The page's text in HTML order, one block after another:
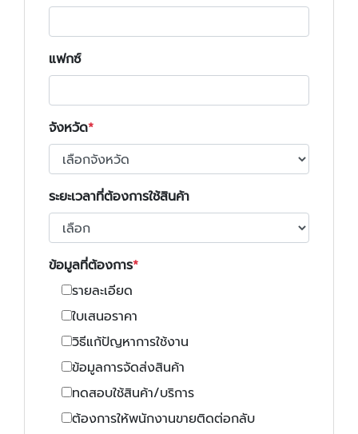
แฟกซ์
จังหวัด
ระยะเวลาที่ต้องการใช้สินค้า
ข้อมูลที่ต้องการ
รายละเอียด
ใบเสนอราคา
วิธีแก้ปัญหาการใช้งาน
ข้อมูลการจัดส่งสินค้า
ทดสอบใช้สินค้า/บริการ
ต้องการให้พนักงานขายติดต่อกลับ